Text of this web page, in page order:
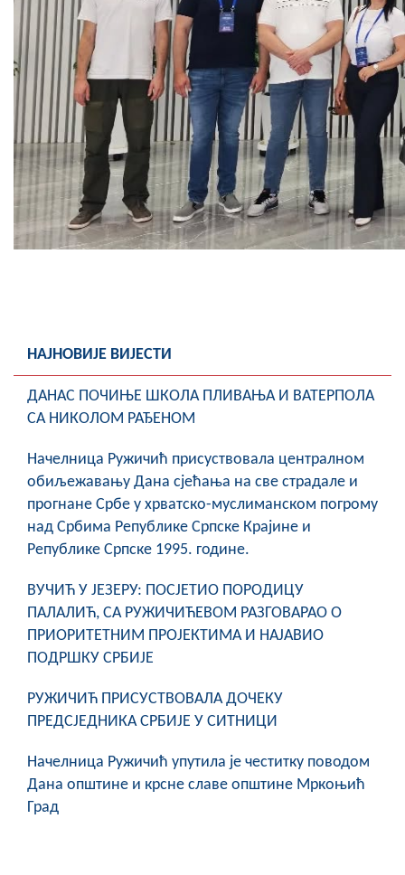
НАЈНОВИЈЕ ВИЈЕСТИ
ДАНАС ПОЧИЊЕ ШКОЛА ПЛИВАЊА И ВАТЕРПОЛА
СА НИКОЛОМ РАЂЕНОМ
Начелница Ружичић присуствовала централном
обиљежавању Дана сјећања на све страдале и
прогнане Србе у хрватско-муслиманском погрому
над Србима Републике Српске Крајине и
Републике Српске 1995. године.
ВУЧИЋ У ЈЕЗЕРУ: ПОСЈЕТИО ПОРОДИЦУ
ПАЛАЛИЋ, СА РУЖИЧИЋЕВОМ РАЗГОВАРАО О
ПРИОРИТЕТНИМ ПРОЈЕКТИМА И НАЈАВИО
ПОДРШКУ СРБИЈЕ
РУЖИЧИЋ ПРИСУСТВОВАЛА ДОЧЕКУ
ПРЕДСЈЕДНИКА СРБИЈЕ У СИТНИЦИ
Начелница Ружичић упутила је честитку поводом
Дана општине и крсне славе општине Мркоњић
Град